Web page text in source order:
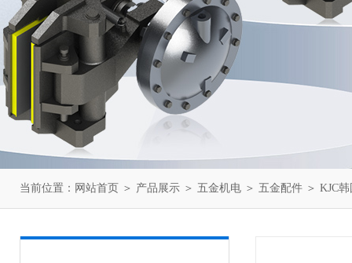
当前位置： 网站首页 ＞ 产品展示 ＞ 五金机电 ＞ 五金配件 ＞ KJC